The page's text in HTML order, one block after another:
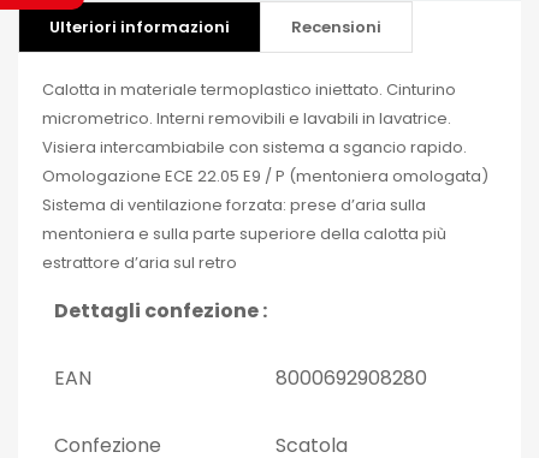
Ulteriori informazioni Recensioni
Calotta in materiale termoplastico iniettato. Cinturino
micrometrico. Interni removibili e lavabili in lavatrice.
Visiera intercambiabile con sistema a sgancio rapido.
Omologazione ECE 22.05 E9 / P (mentoniera omologata)
Sistema di ventilazione forzata: prese d’aria sulla
mentoniera e sulla parte superiore della calotta più
estrattore d’aria sul retro
Dettagli confezione :
EAN 8000692908280
Confezione Scatola